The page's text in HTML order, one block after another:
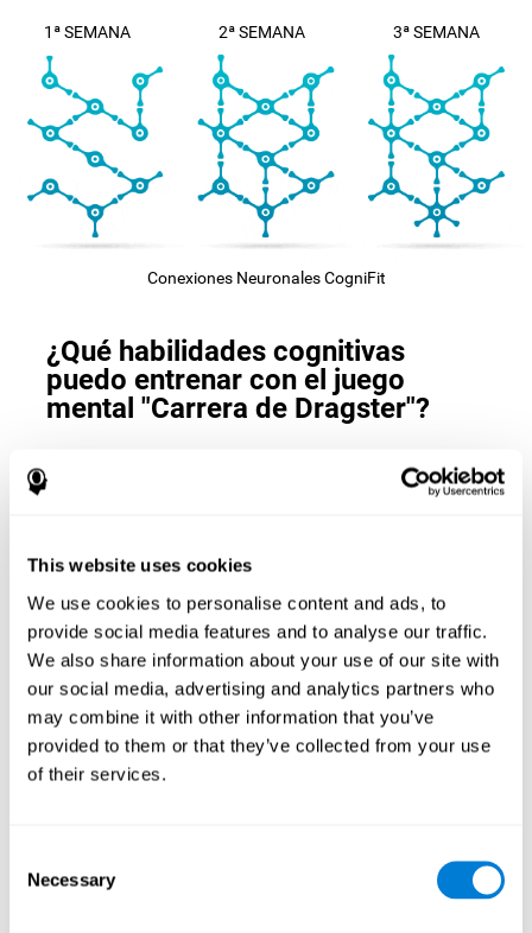
This website uses cookies
We use cookies to personalise content and ads, to
provide social media features and to analyse our traffic.
We also share information about your use of our site with
our social media, advertising and analytics partners who
may combine it with other information that you’ve
provided to them or that they’ve collected from your use
of their services.
Selection
Necessary
1ª SEMANA 2ª SEMANA 3ª SEMANA
Conexiones Neuronales CogniFit
¿Qué habilidades cognitivas
puedo entrenar con el juego
mental "Carrera de Dragster"?
Las
habilidades cognitivas que puedes ayudar a mejorar
Estimación:Para avanzar en el juego de entrenamiento
distancia a meta y ser capaces de pulsar el botón de frenado
en el momento preciso. Al realizar esta actividad, estamos
entrenando nuestra capacidad de estimación. Mejorar esta
habilidad cognitiva puede ayudarnos a ser más certeros en
ciertas situaciones de nuestro día a día que requieren una
predicción de velocidad, distancia, recorrido, peso... como
puede ser, realizar un adelantamiento exitoso de un vehículo.
actividad, estamos entrenando nuestro tiempo de reacción.
Mejorar esta habilidad cognitiva puede ayudarnos a